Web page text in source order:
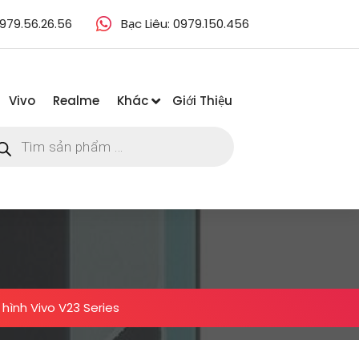
Bạc Liêu: 0979.150.456
Vivo Realme Khác
Giới Thiệu
Vivo V23 Series